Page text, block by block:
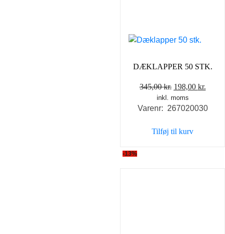
DÆKLAPPER 50 STK.
345,00kr. Den
oprindelige
pris
345,00 kr..
198,00 kr.
pris
inkl. moms
Varenr: 267020030
Tilføj til kurv
-13%